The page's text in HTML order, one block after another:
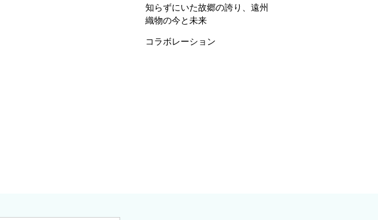
知らずにいた故郷の誇り、遠州
織物の今と未来
コラボレーション